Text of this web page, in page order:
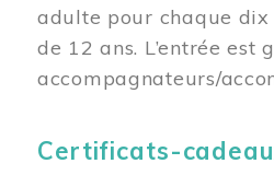
adulte pour chaque dix
de 12 ans. L’entrée est
accompagnateurs/
Certificats-